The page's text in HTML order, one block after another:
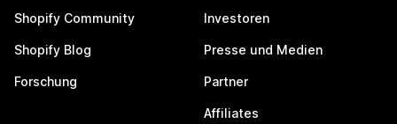
Shopify Community
Shopify Blog
Forschung
Investoren
Presse und Medien
Partner
Affiliates